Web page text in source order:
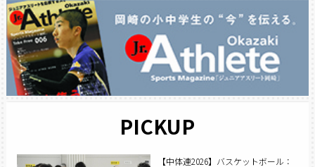
PICKUP
【中体連2026】バスケットボール：